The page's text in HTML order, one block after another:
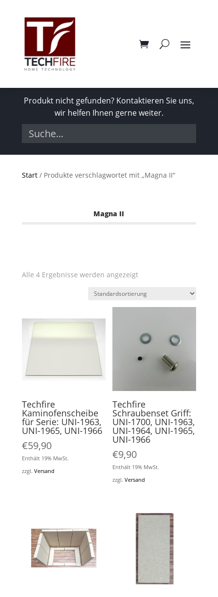
Produkt nicht gefunden? Kontaktieren Sie uns,
wir helfen Ihnen gerne weiter.
Start/ Produkte verschlagwortet mit „Magna II“
Magna II
Alle 4 Ergebnisse werden angezeigt
Techfire
Kaminofenscheibe
für Serie: UNI-1963,
UNI-1965, UNI-1966
€59,90
Enthält 19% MwSt.
zzgl. Versand
Techfire
Schraubenset Griff:
UNI-1700, UNI-1963,
UNI-1964, UNI-1965,
UNI-1966
€9,90
Enthält 19% MwSt.
zzgl.Versand